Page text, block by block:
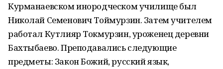
Курманаевском инородческом училище был
Николай Семенович Тоймурзин. Затем учителем
работал Кутлияр Токмурзин, уроженец деревни
Бахтыбаево. Преподавались следующие
предметы: Закон Божий, русский язык,